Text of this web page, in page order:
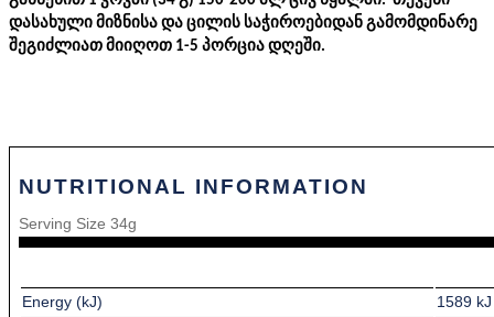
დასახული მიზნისა და ცილის საჭიროებიდან გამომდინარე
შეგიძლიათ მიიღოთ 1-5 პორცია დღეში.
NUTRITIONAL INFORMATION
Serving Size 34g
Energy (kJ)
1589 kJ